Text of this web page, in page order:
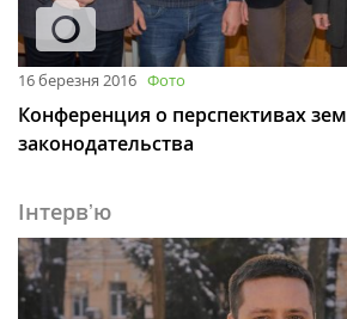
16 березня 2016 Фото
Конференция о перспективах
законодательства
Інтервʼю